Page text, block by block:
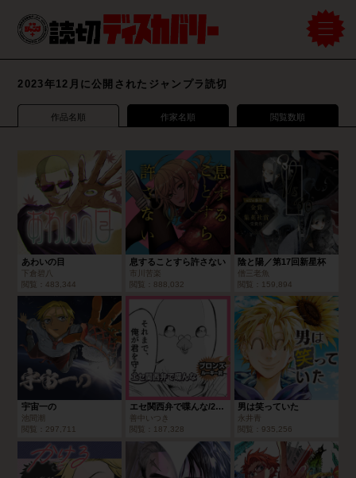
2023年12月に公開されたジャンプラ読切
作品名順 作家名順 閲覧数順
あわいの目
下倉碧八
閲覧：
483,344
息することすら許さない
市川苦楽
閲覧：
888,032
陰と陽／第17回新星杯
僧三老魚
閲覧：
159,894
宇宙一の
池間潮
閲覧：
297,711
エセ関西弁で喋んな/2023年11月期ブロンズルーキー賞
善中いつき
閲覧：
187,328
男は笑っていた
永井青
閲覧：
935,256